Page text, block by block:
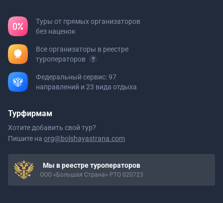
Туры от прямых организаторов
без наценок
Все организаторы в реестре
туроператоров
Федеральный сервис: 97
направлений и 23 вида отдыха
Турфирмам
Хотите добавить свой тур?
Пишите на org@bolshayastrana.com
Мы в реестре туроператоров
ООО «Большая Страна» РТО 020723